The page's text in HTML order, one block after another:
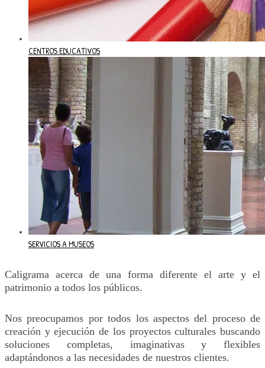
CENTROS EDUCATIVOS
SERVICIOS A MUSEOS
Caligrama acerca de una forma diferente el arte y el
patrimonio a todos los públicos.
Nos preocupamos por todos los aspectos del proceso de
creación y ejecución de los proyectos culturales buscando
soluciones completas, imaginativas y flexibles
adaptándonos a las necesidades de nuestros clientes.